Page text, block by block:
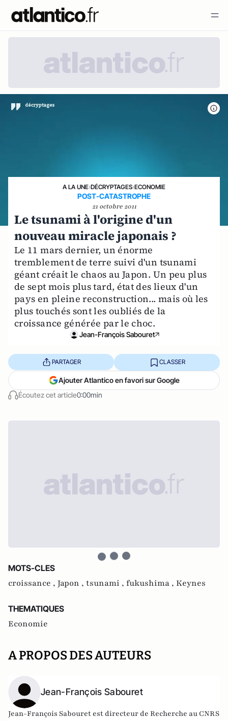
A LA UNE›DÉCRYPTAGES›ECONOMIE
POST-CATASTROPHE
21 octobre 2011
Le tsunami à l'origine d'un
nouveau miracle japonais ?
Le 11 mars dernier, un énorme
tremblement de terre suivi d'un tsunami
géant créait le chaos au Japon. Un peu plus
de sept mois plus tard, état des lieux d'un
pays en pleine reconstruction... mais où les
plus touchés sont les oubliés de la
croissance générée par le choc.
Jean-François Sabouret
Écoutez cet article0:00min
PARTAGER CLASSER
Ajouter Atlantico en favori sur Google
MOTS-CLES
croissance , Japon , tsunami , fukushima , Keynes
THEMATIQUES
Economie
A PROPOS DES AUTEURS
Jean-François Sabouret
Jean-François Sabouret est directeur de Recherche au CNRS